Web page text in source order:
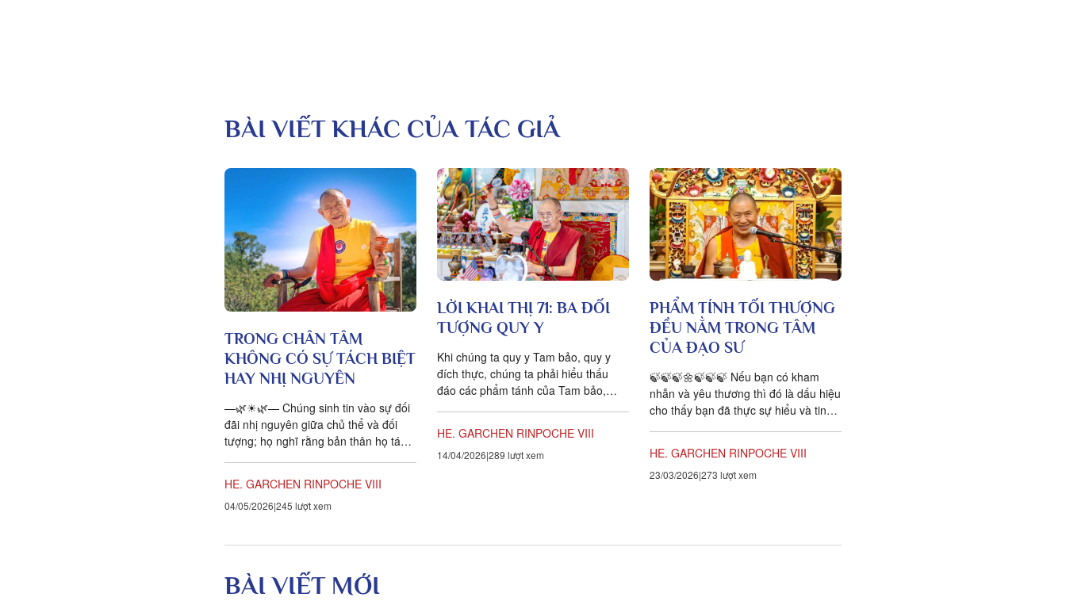
BÀI VIẾT KHÁC CỦA TÁC GIẢ
TRONG CHÂN TÂM
KHÔNG CÓ SỰ TÁCH BIỆT
HAY NHỊ NGUYÊN
—🌿☀🌿— Chúng sinh tin vào sự đối
đãi nhị nguyên giữa chủ thể và đối
tượng; họ nghĩ rằng bản thân họ tách
HE. GARCHEN RINPOCHE VIII
04/05/2026 245 lượt xem
LỜI KHAI THỊ 71: BA ĐỐI
TƯỢNG QUY Y
Khi chúng ta quy y Tam bảo, quy y
đích thực, chúng ta phải hiểu thấu
đáo các phẩm tánh của Tam bảo,
HE. GARCHEN RINPOCHE VIII
14/04/2026 289 lượt xem
PHẨM TÍNH TỐI THƯỢNG
ĐỀU NẰM TRONG TÂM
CỦA ĐẠO SƯ
🍃🍃🍃🌼🍃🍃🍃 Nếu bạn có kham
nhẫn và yêu thương thì đó là dấu hiệu
cho thấy bạn đã thực sự hiểu và tin
HE. GARCHEN RINPOCHE VIII
23/03/2026 273 lượt xem
BÀI VIẾT MỚI